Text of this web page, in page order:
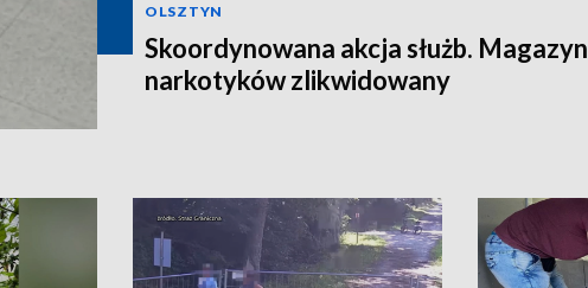
OLSZTYN
Skoordynowana akcja służb. Magazyn
narkotyków zlikwidowany